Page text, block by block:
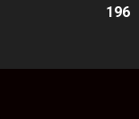
196